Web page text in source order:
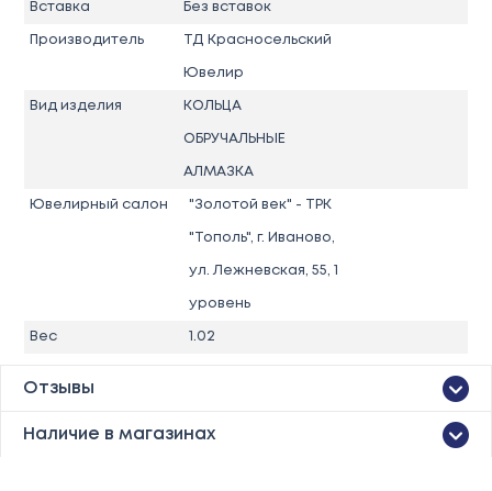
Вставка Без вставок
Производитель ТД Красносельский
Ювелир
Вид изделия КОЛЬЦА
ОБРУЧАЛЬНЫЕ
АЛМАЗКА
Ювелирный салон "Золотой век" - ТРК
"Тополь", г. Иваново,
ул. Лежневская, 55, 1
уровень
Вес 1.02
Отзывы
Наличие в магазинах